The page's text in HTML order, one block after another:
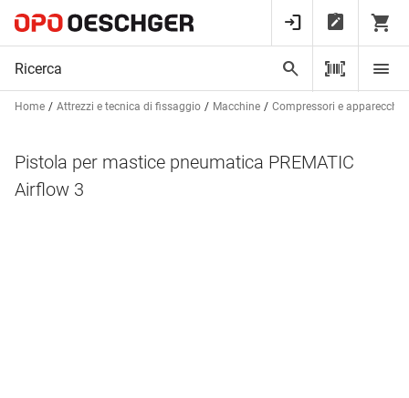
Home Attrezzi e tecnica di fissaggio Macchine Compressori e apparecchi
Pistola per mastice pneumatica PREMATIC
Airflow 3